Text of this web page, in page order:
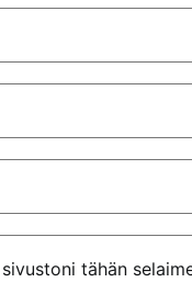
tähän